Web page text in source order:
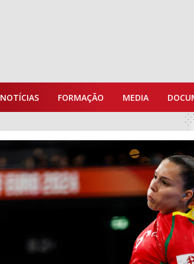
NOTÍCIAS FORMAÇÃO MEDIA